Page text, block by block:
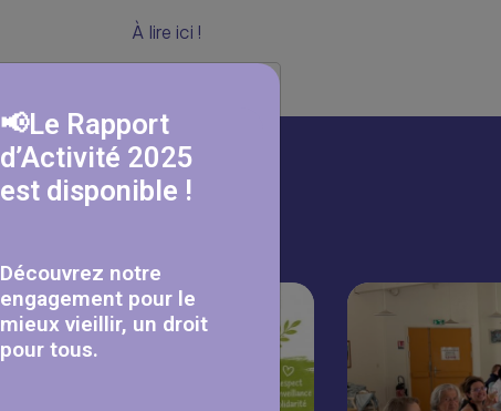
À lire ici !
À lire aussi
📢Le Rapport
d’Activité 2025
est disponible !
Découvrez notre
engagement pour le
mieux vieillir, un droit
pour tous.